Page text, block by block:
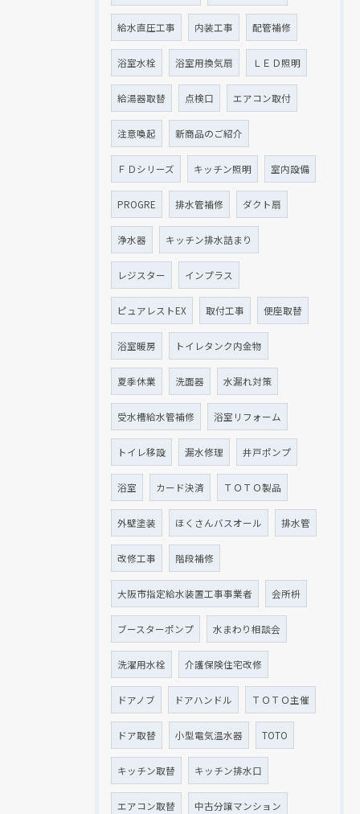
給水直圧工事 内装工事 配管補修
浴室水栓 浴室用換気扇 ＬＥＤ照明
給湯器取替 点検口 エアコン取付
注意喚起 新商品のご紹介
ＦＤシリーズ キッチン照明 室内設備
PROGRE 排水管補修 ダクト扇
浄水器 キッチン排水詰まり
レジスター インプラス
ピュアレストEX 取付工事 便座取替
浴室暖房 トイレタンク内金物
夏季休業 洗面器 水漏れ対策
受水槽給水管補修 浴室リフォーム
トイレ移設 漏水修理 井戸ポンプ
浴室 カード決済 ＴＯＴＯ製品
外壁塗装 ほくさんバスオール 排水管
改修工事 階段補修
大阪市指定給水装置工事事業者 会所枡
ブースターポンプ 水まわり相談会
洗濯用水栓 介護保険住宅改修
ドアノブ ドアハンドル ＴＯＴＯ主催
ドア取替 小型電気温水器 TOTO
キッチン取替 キッチン排水口
エアコン取替 中古分譲マンション